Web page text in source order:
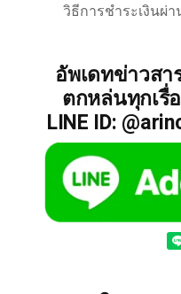
วิธีการชำระเงินผ่
อัพเดทข่าวสา
ตกหล่นทุกเรื่
LINE ID: